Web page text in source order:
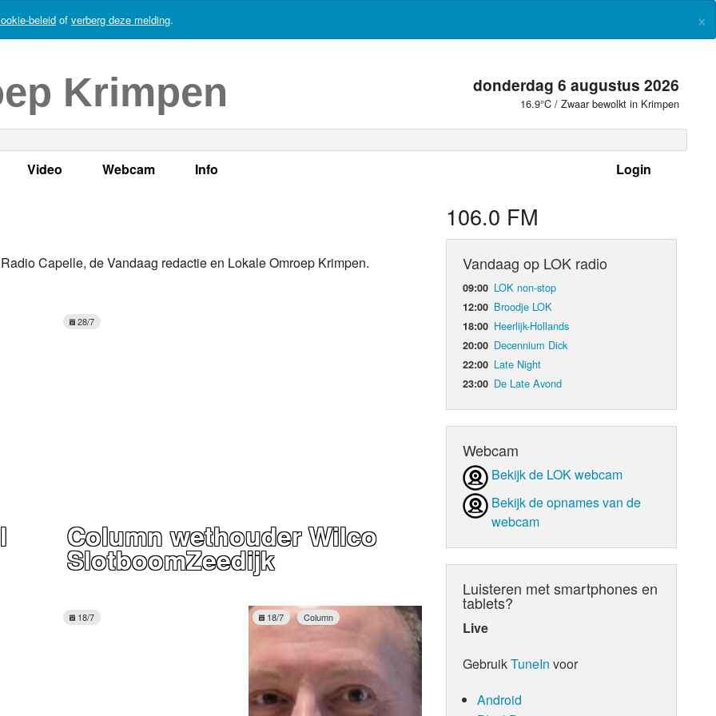
beleid of verberg deze melding. ×
Krimpen donderdag 6 augustus 2026
16.9°C / Zwaar bewolkt in Krimpen
Login
Video Webcam Info
Capelle, de Vandaag redactie en Lokale Omroep Krimpen.
28/7
Column wethouder Wilco
Slotboom­Zeedijk
18/7 18/7 Column
106.0 FM
Vandaag op LOK radio
09:00 LOK non-stop
12:00 Broodje LOK
18:00 Heerlijk-Hollands
20:00 Decennium Dick
22:00 Late Night
23:00 De Late Avond
Webcam
Bekijk de LOK webcam
Bekijk de opnames van de
webcam
Luisteren met smartphones en
tablets?
Live
GebruikTuneIn voor
Android